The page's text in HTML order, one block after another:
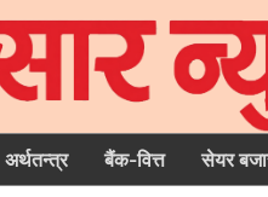
अर्थतन्त्र बैंक-वित्त सेयर